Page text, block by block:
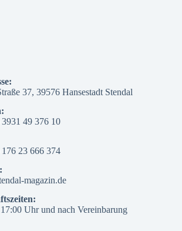
37, 39576 Hansestadt Stendal
49 376 10
23 666 374
magazin.de
Uhr und nach Vereinbarung